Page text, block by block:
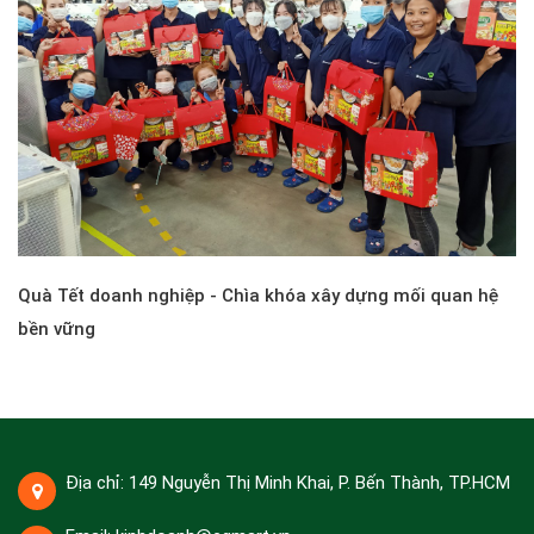
Quà Tết doanh nghiệp - Chìa khóa xây dựng mối quan hệ
bền vững
Địa chỉ: 149 Nguyễn Thị Minh Khai, P. Bến Thành, TP.HCM